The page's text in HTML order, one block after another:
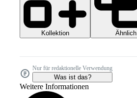
Kollektion Ähnlich
Nur für redaktionelle Verwendung
Was ist das?
Weitere Informationen